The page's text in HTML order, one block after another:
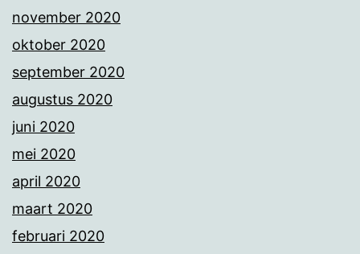
november 2020
oktober 2020
september 2020
augustus 2020
juni 2020
mei 2020
april 2020
maart 2020
februari 2020